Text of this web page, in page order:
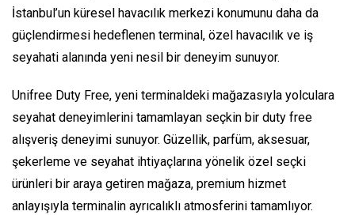
İstanbul’un küresel havacılık merkezi konumunu daha da
güçlendirmesi hedeflenen terminal, özel havacılık ve iş
seyahati alanında yeni nesil bir deneyim sunuyor.
Unifree Duty Free, yeni terminaldeki mağazasıyla yolculara
seyahat deneyimlerini tamamlayan seçkin bir duty free
alışveriş deneyimi sunuyor. Güzellik, parfüm, aksesuar,
şekerleme ve seyahat ihtiyaçlarına yönelik özel seçki
ürünleri bir araya getiren mağaza, premium hizmet
anlayışıyla terminalin ayrıcalıklı atmosferini tamamlıyor.